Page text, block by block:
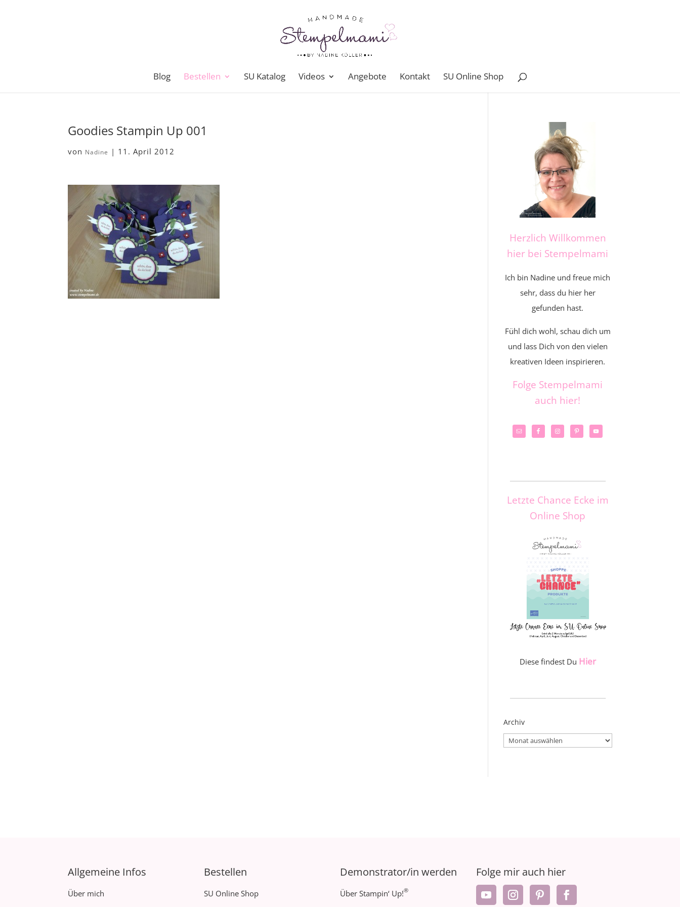
Blog Bestellen SU Katalog Videos Angebote Kontakt SU Online Shop
Goodies Stampin Up 001
von Nadine | 11. April 2012
Herzlich Willkommen
hier bei Stempelmami
Ich bin Nadine und freue mich
sehr, dass du hier her
gefunden hast.
Fühl dich wohl, schau dich um
und lass Dich von den vielen
kreativen Ideen inspirieren.
Folge Stempelmami
auch hier!
Letzte Chance Ecke im
Online Shop
Diese findest Du Hier
Archiv
Archiv
Allgemeine Infos
Über mich
Bestellen
SU Online Shop
Demonstrator/in werden
Über Stampin‘ Up!®
Folge mir auch hier